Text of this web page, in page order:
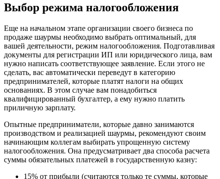
Выбор режима налогообложения
Еще на начальном этапе организации своего бизнеса по
продаже шаурмы необходимо выбрать оптимальный, для
вашей деятельности, режим налогообложения. Подготавливая
документы для регистрации ИП или юридического лица, вам
нужно написать соответствующее заявление. Если этого не
сделать, вас автоматически переведут в категорию
предпринимателей, которые платят налоги на общих
основаниях. В этом случае вам понадобиться
квалифицированный бухгалтер, а ему нужно платить
приличную зарплату.
Опытные предприниматели, которые давно занимаются
производством и реализацией шаурмы, рекомендуют своим
начинающим коллегам выбирать упрощенную систему
налогообложения. Она предусматривает два способа расчета
суммы обязательных платежей в государственную казну:
15% от прибыли (считаются только те суммы, которые